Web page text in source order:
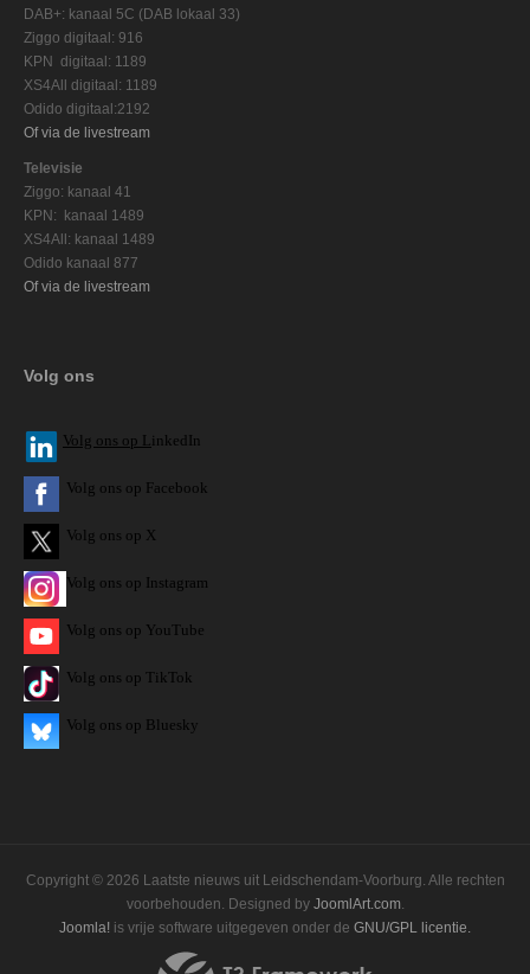
DAB+: kanaal 5C (DAB lokaal 33)
Ziggo digitaal: 916
KPN digitaal: 1189
XS4All digitaal: 1189
Odido digitaal:2192
Of via de livestream
Televisie
Ziggo: kanaal 41
KPN: kanaal 1489
XS4All: kanaal 1489
Odido kanaal 877
Of via de livestream
Volg ons
Volg ons op L inkedIn
Volg ons op Facebook
Volg ons op X
Volg ons op Instagram
Volg ons op YouTube
Volg ons op TikTok
Volg ons op Bluesky
Copyright © 2026 Laatste nieuws uit Leidschendam-Voorburg. Alle rechten
voorbehouden. Designed by JoomlArt.com.
Joomla! is vrije software uitgegeven onder de GNU/GPL licentie.